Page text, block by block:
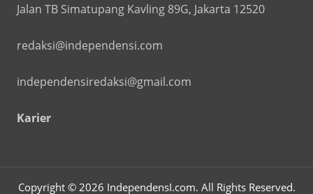
Jalan TB Simatupang Kavling 89G, Jakarta 12520
redaksi@independensi.com
independensiredaksi@gmail.com
Karier
Copyright © 2026 IndependensI.com. All Rights Reserved.